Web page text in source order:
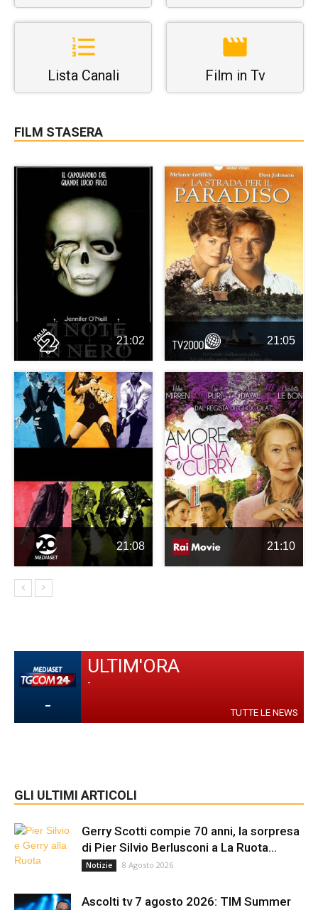
Lista Canali Film in Tv
FILM STASERA
21:02 21:05
21:08 21:10
-
ULTIM'ORA
-
TUTTE LE NEWS
GLI ULTIMI ARTICOLI
Gerry Scotti compie 70 anni, la sorpresa
di Pier Silvio Berlusconi a La Ruota...
Notizie 8 Agosto 2026
Ascolti tv 7 agosto 2026: TIM Summer